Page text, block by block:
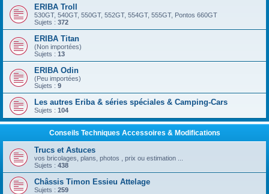
ERIBA Troll
530GT, 540GT, 550GT, 552GT, 554GT, 555GT, Pontos 660GT
Sujets : 372
ERIBA Titan
(Non importées)
Sujets : 13
ERIBA Odin
(Peu importées)
Sujets : 9
Les autres Eriba & séries spéciales & Camping-Cars
Sujets : 104
Conseils Techniques Accessoires & Modifications
Trucs et Astuces
vos bricolages, plans, photos , prix ou estimation ...
Sujets : 438
Châssis Timon Essieu Attelage
Sujets : 259